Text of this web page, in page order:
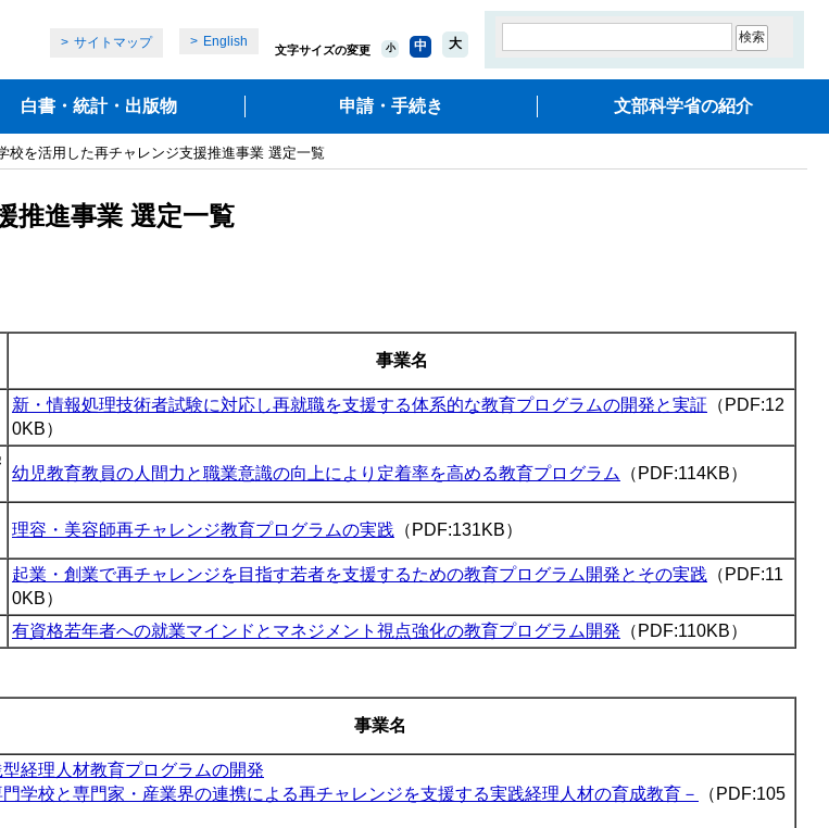
サイトマップ English
文字サイズの変更 小 中 大
白書・統計・出版物 申請・手続き 文部科学省の紹介
校を活用した再チャレンジ支援推進事業 選定一覧
推進事業 選定一覧
事業名
新・情報処理技術者試験に対応し再就職を支援する体系的な教育プログラムの開発と実証 （PDF:12
0KB）
幼児教育教員の人間力と職業意識の向上により定着率を高める教育プログラム （PDF:114KB）
理容・美容師再チャレンジ教育プログラムの実践 （PDF:131KB）
起業・創業で再チャレンジを目指す若者を支援するための教育プログラム開発とその実践 （PDF:11
0KB）
有資格若年者への就業マインドとマネジメント視点強化の教育プログラム開発 （PDF:110KB）
事業名
経理人材教育プログラムの開発
門学校と専門家・産業界の連携による再チャレンジを支援する実践経理人材の育成教育－
（PDF:105